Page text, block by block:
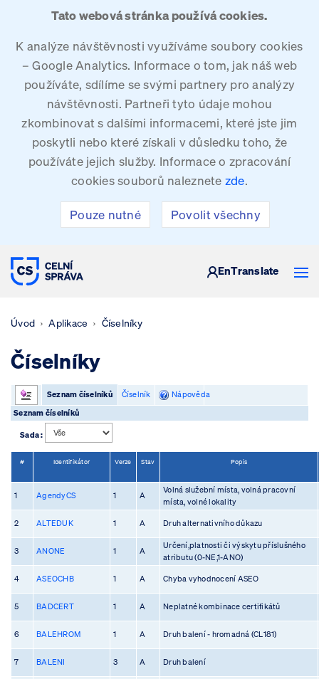
Tato webová stránka používá cookies.
K analýze návštěvnosti využíváme soubory cookies
– Google Analytics. Informace o tom, jak náš web
používáte, sdílíme se svými partnery pro analýzy
návštěvnosti. Partneři tyto údaje mohou
zkombinovat s dalšími informacemi, které jste jim
poskytli nebo které získali v důsledku toho, že
používáte jejich služby. Informace o zpracování
cookies souborů naleznete zde.
Pouze nutné Povolit všechny
CELNÍ SPRÁVA ČESKÉ REPUBLIKY
EnTranslate
Úvod Aplikace Číselníky
Číselníky
Seznam číselníků Číselník
Nápověda
Seznam číselníků
Sada :
# Identifikátor Verze Stav Popis
1 AgendyCS 1 A
Volná služební místa, volná pracovní
místa, volné lokality
2 ALTEDUK 1 A Druh alternativního důkazu
3 ANONE 1 A
Určení,platnosti či výskytu příslušného
atributu (0-NE,1-ANO)
4 ASEOCHB 1 A Chyba vyhodnocení ASEO
5 BADCERT 1 A Neplatné kombinace certifikátů
6 BALEHROM 1 A Druh balení - hromadná (CL181)
7 BALENI 3 A Druh balení